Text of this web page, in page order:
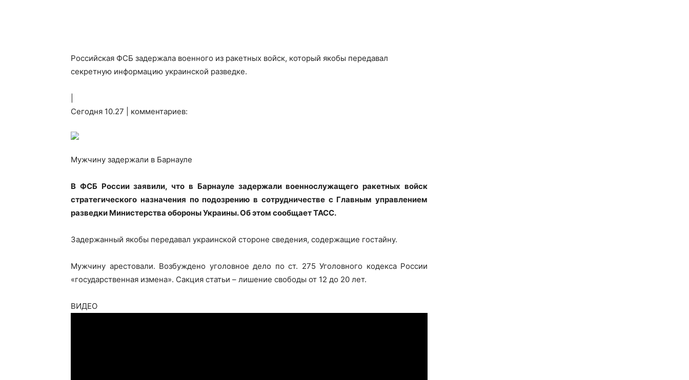
Российская ФСБ задержала военного из ракетных войск, который якобы передавал
секретную информацию украинской разведке.
Сегодня 10.27 | комментариев:
Мужчину задержали в Барнауле
В ФСБ России заявили, что в Барнауле задержали военнослужащегоракетных войск
стратегического назначения по подозрению в сотрудничестве с Главным управлением
разведки Министерства обороны Украины. Об этом сообщает ТАСС.
Задержанный якобы передавал украинской стороне сведения, содержащие гостайну.
Мужчину арестовали. Возбуждено уголовное дело по ст. 275 Уголовного кодекса России
«государственная измена». Сакция статьи – лишение свободы от 12 до 20 лет.
ВИДЕО